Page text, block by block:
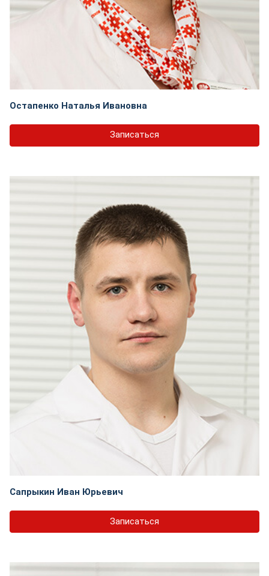
Остапенко Наталья Ивановна
Записаться
Сапрыкин Иван Юрьевич
Записаться